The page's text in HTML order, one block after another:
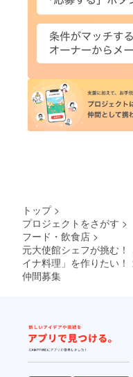
トップ >
プロジェクトをさがす >
フード・飲食店 >
元大使館シェフが挑む
イナ料理」を作りたい！
仲間募集